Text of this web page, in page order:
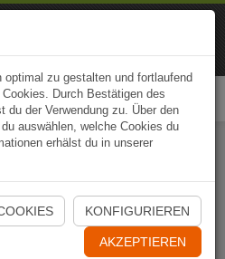
App jetzt öffnen
zu gestalten und fortlaufend
Durch Bestätigen des
du der Verwendung zu. Über den
auswählen, welche Cookies du
erhälst du in unserer
KONFIGURIEREN
AKZEPTIEREN